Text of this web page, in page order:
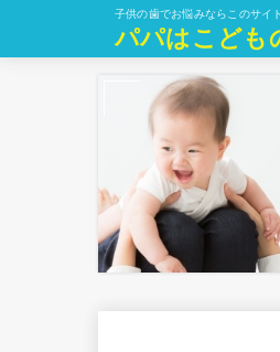
子供の歯でお悩みならこのサイ
パパはこども